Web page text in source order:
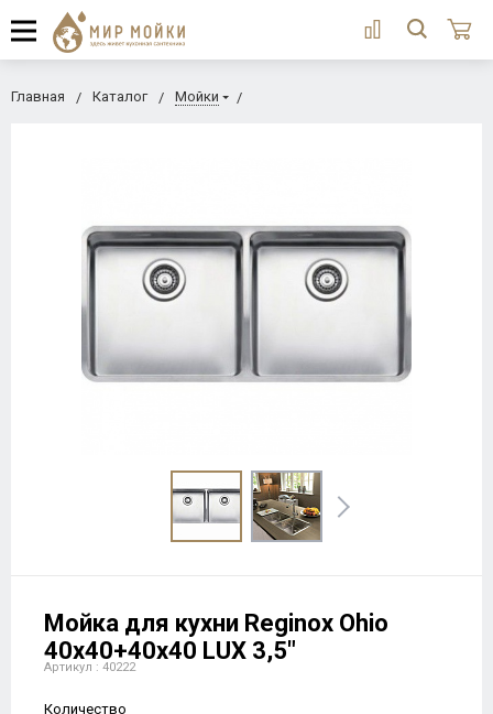
Главная Каталог Мойки
Мойка для кухни Reginox Ohio
40x40+40x40 LUX 3,5"
Артикул : 40222
Количество